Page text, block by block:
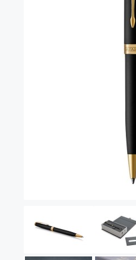
Parker 51 (от 14'600 р.)